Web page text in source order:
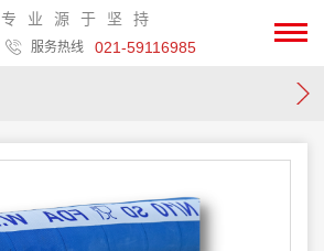
专业源于坚持
服务热线 021-59116985